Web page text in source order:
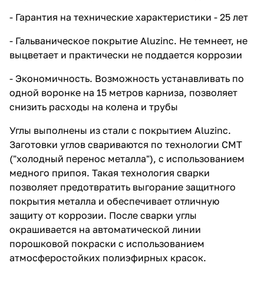
- Гарантия на технические характеристики - 25 лет
- Гальваническое покрытие Aluzinc. Не темнеет, не
выцветает и практически не поддается коррозии
- Экономичность. Возможность устанавливать по
одной воронке на 15 метров карниза, позволяет
снизить расходы на колена и трубы
Углы выполнены из стали с покрытием Aluzinc.
Заготовки углов свариваются по технологии CMT
("холодный перенос металла"), с использованием
медного припоя. Такая технология сварки
позволяет предотвратить выгорание защитного
покрытия металла и обеспечивает отличную
защиту от коррозии. После сварки углы
окрашивается на автоматической линии
порошковой покраски с использованием
атмосферостойких полиэфирных красок.